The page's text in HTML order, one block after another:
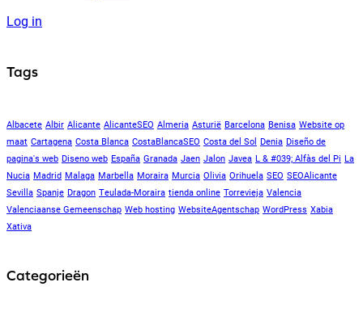
Log in
Tags
Albacete Albir Alicante AlicanteSEO Almeria Asturië Barcelona Benisa Website op
maat Cartagena Costa Blanca CostaBlancaSEO Costa del Sol Denia Diseño de
pagina's web Diseno web España Granada Jaen Jalon Javea L & #039; Alfàs del Pi La
Nucia Madrid Malaga Marbella Moraira Murcia Olivia Orihuela SEO SEOAlicante
Sevilla Spanje Dragon Teulada-Moraira tienda online Torrevieja Valencia
Valenciaanse Gemeenschap Web hosting WebsiteAgentschap WordPress Xabia
Xativa
Categorieën